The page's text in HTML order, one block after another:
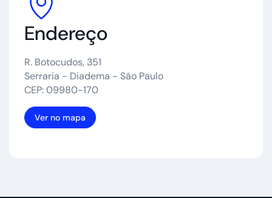
Endereço
R. Botocudos, 351
Serraria - Diadema - São Paulo
CEP: 09980-170
Ver no mapa